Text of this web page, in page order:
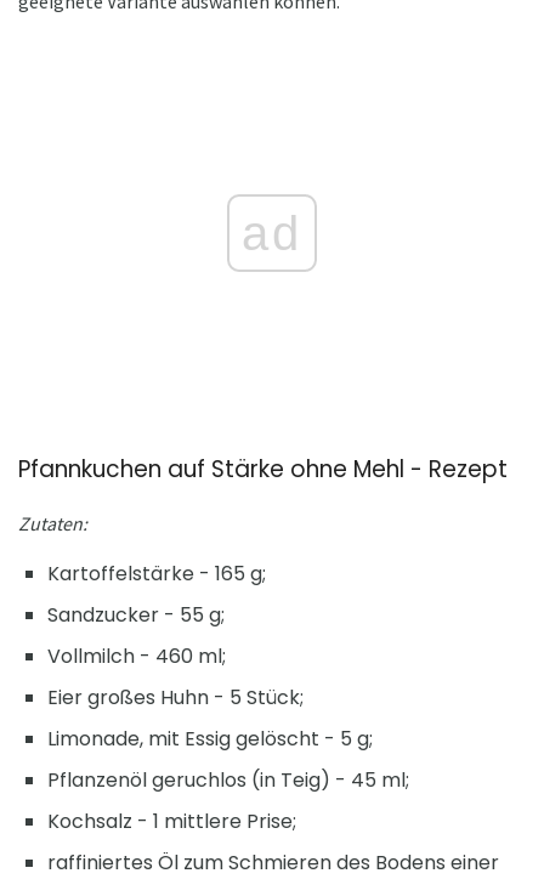
ad
Pfannkuchen auf Stärke ohne Mehl - Rezept
Zutaten:
Kartoffelstärke - 165 g;
Sandzucker - 55 g;
Vollmilch - 460 ml;
Eier großes Huhn - 5 Stück;
Limonade, mit Essig gelöscht - 5 g;
Pflanzenöl geruchlos (in Teig) - 45 ml;
Kochsalz - 1 mittlere Prise;
raffiniertes Öl zum Schmieren des Bodens einer